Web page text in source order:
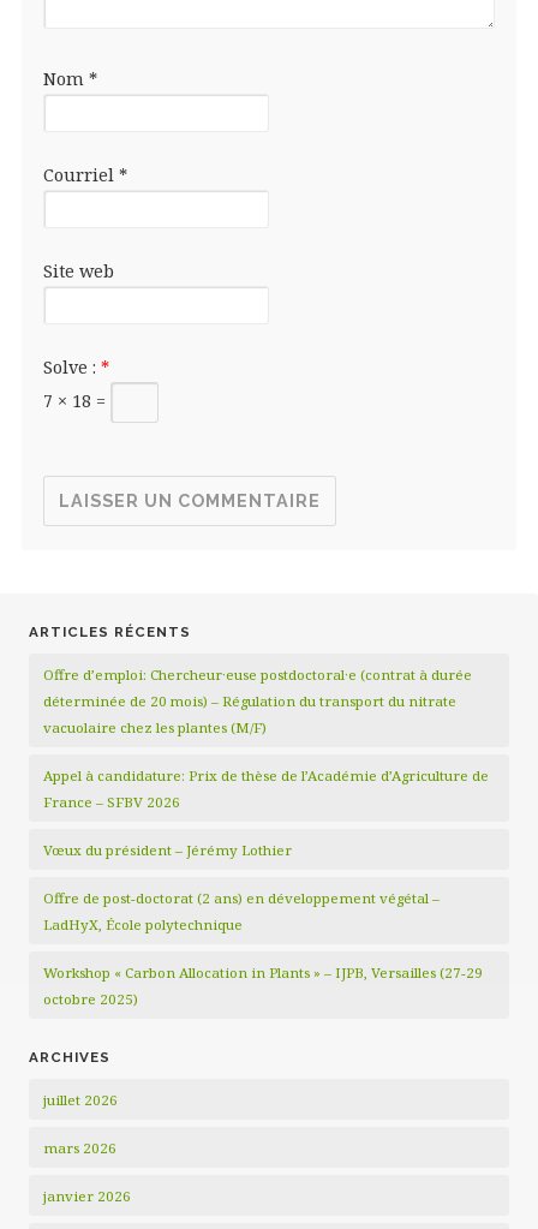
Nom *
Courriel *
Site web
Solve : *
7 × 18 =
ARTICLES RÉCENTS
Offre d’emploi: Chercheur·euse postdoctoral·e (contrat à durée
déterminée de 20 mois) – Régulation du transport du nitrate
vacuolaire chez les plantes (M/F)
Appel à candidature: Prix de thèse de l’Académie d’Agriculture de
France – SFBV 2026
Vœux du président – Jérémy Lothier
Offre de post-doctorat (2 ans) en développement végétal –
LadHyX, École polytechnique
Workshop « Carbon Allocation in Plants » – IJPB, Versailles (27-29
octobre 2025)
ARCHIVES
juillet 2026
mars 2026
janvier 2026